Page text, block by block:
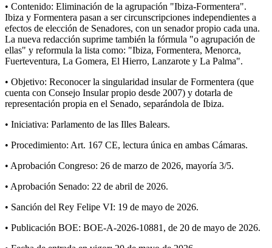
• Contenido: Eliminación de la agrupación "Ibiza-Formentera".
Ibiza y Formentera pasan a ser circunscripciones independientes a
efectos de elección de Senadores, con un senador propio cada una.
La nueva redacción suprime también la fórmula "o agrupación de
ellas" y reformula la lista como: "Ibiza, Formentera, Menorca,
Fuerteventura, La Gomera, El Hierro, Lanzarote y La Palma".
• Objetivo: Reconocer la singularidad insular de Formentera (que
cuenta con Consejo Insular propio desde 2007) y dotarla de
representación propia en el Senado, separándola de Ibiza.
• Iniciativa: Parlamento de las Illes Balears.
• Procedimiento: Art. 167 CE, lectura única en ambas Cámaras.
• Aprobación Congreso: 26 de marzo de 2026, mayoría 3/5.
• Aprobación Senado: 22 de abril de 2026.
• Sanción del Rey Felipe VI: 19 de mayo de 2026.
• Publicación BOE: BOE-A-2026-10881, de 20 de mayo de 2026.